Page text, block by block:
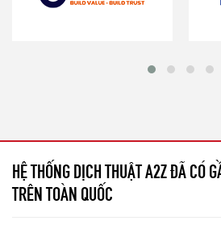
HỆ THỐNG DỊCH THUẬT A2Z ĐÃ CÓ
TRÊN TOÀN QUỐC